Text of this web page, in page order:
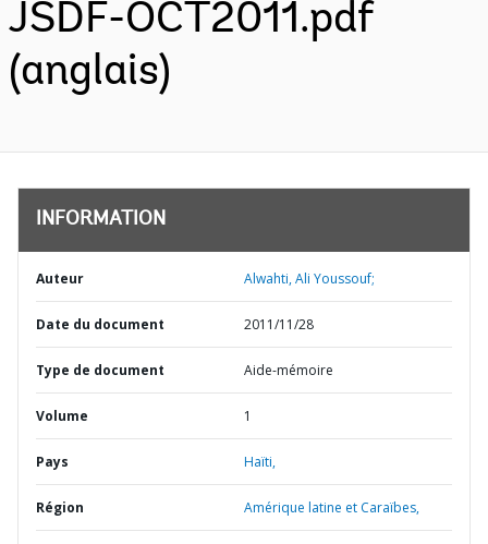
JSDF-OCT2011.pdf
(anglais)
INFORMATION
Auteur Alwahti, Ali Youssouf;
Date du document 2011/11/28
Type de document Aide-mémoire
Volume 1
Pays Haïti,
Région Amérique latine et Caraïbes,